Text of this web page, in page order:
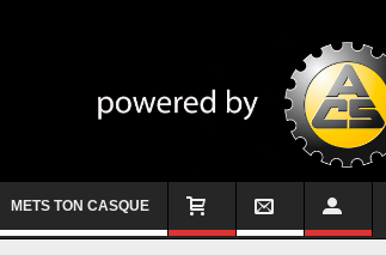
METS TON CASQUE